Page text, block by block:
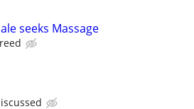
seeks Massage